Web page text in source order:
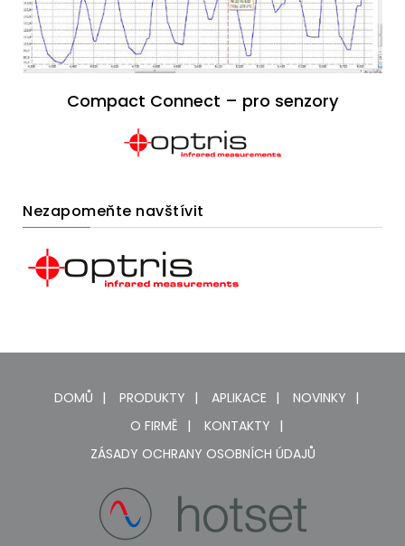
Compact Connect – pro senzory
Nezapomeňte navštívit
DOMŮ PRODUKTY APLIKACE
NOVINKY
O FIRMĚ
KONTAKTY
ZÁSADY OCHRANY OSOBNÍCH ÚDAJŮ